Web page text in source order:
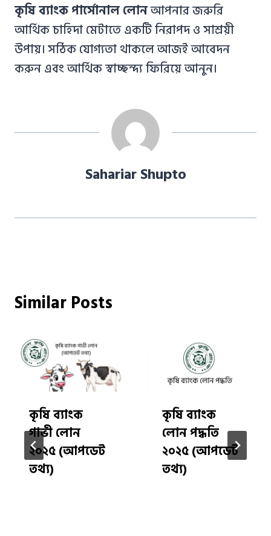
কৃষি ব্যাংক পার্সোনাল লোনআপনার জরুরি
আর্থিক চাহিদা মেটাতে একটি নিরাপদ ও সাশ্রয়ী
উপায়। সঠিক যোগ্যতা থাকলে আজই আবেদন
করুন এবং আর্থিক স্বাচ্ছন্দ্য ফিরিয়ে আনুন।
Sahariar Shupto
Similar Posts
কৃষি ব্যাংক
গাভী লোন
২০২৫ (আপডেট
তথ্য)
কৃষি ব্যাংক
লোন পদ্ধতি
২০২৫ (আপডেট
তথ্য)